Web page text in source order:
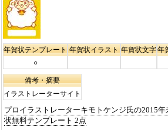
年賀状テンプレート
○
年賀状イラスト 年賀状文字年
備考・摘要
イラストレーターサイト
プロイラストレーターキモトケンジ氏の2015
状無料テンプレート 2点